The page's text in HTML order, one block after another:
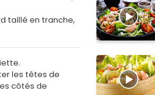
taillé en tranche,
les têtes de
côtés de